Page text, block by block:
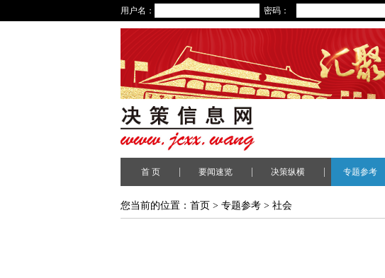
用户名： 密码：
首 页 要闻速览 决策纵横 专题参考
您当前的位置： 首页 > 专题参考 > 社会